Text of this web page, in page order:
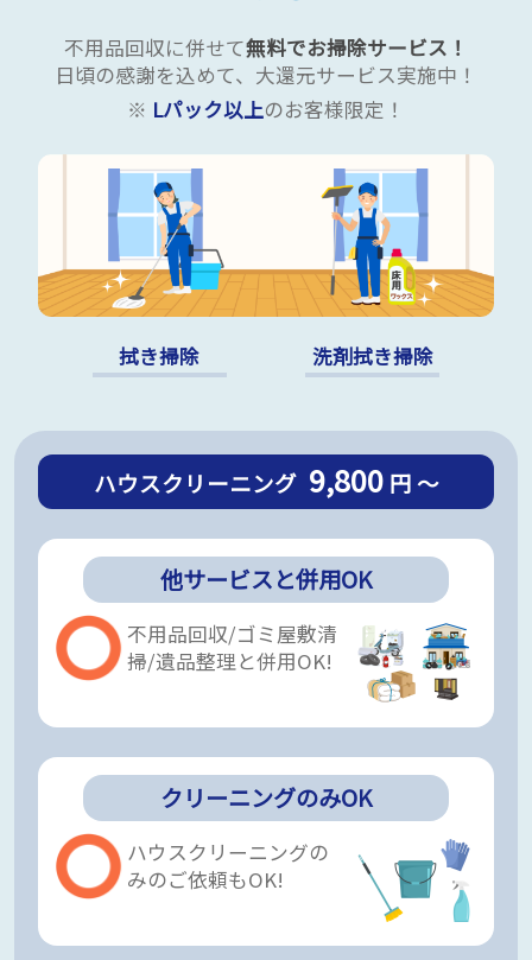
不用品回収に併せて無料でお掃除サービス！
日頃の感謝を込めて、大還元サービス実施中！
※ Lパック以上のお客様限定！
拭き掃除 洗剤拭き掃除
ハウスクリーニング 9,800 円 ～
他サービスと併用OK
不用品回収/ゴミ屋敷清
掃/遺品整理と併用OK!
クリーニングのみOK
ハウスクリーニングの
みのご依頼もOK!